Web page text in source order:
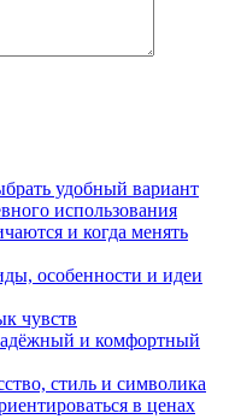
удобный вариант
использования
и когда менять
особенности и идеи
чувств
и комфортный
стиль и символика
в ценах